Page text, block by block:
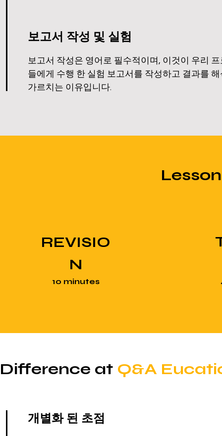
보고서 작성 및 실험
보고서 작성은 영어로 필수적이며, 이것이 우리
들에게 수행 한 실험 보고서를 작성하고 결과를
가르치는 이유입니다.
REVISIO
N
10 minutes
Difference at Q&A
개별화 된 초점